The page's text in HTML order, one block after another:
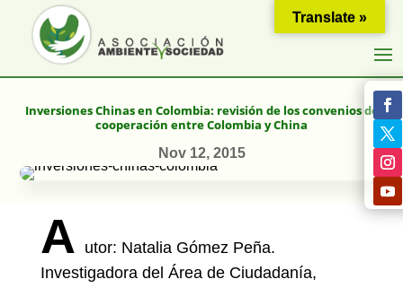
Inversiones Chinas en Colombia: revisión de los convenios de
cooperación entre Colombia y China
Nov 12, 2015
A
utor: Natalia Gómez Peña.
Investigadora del Área de Ciudadanía,
Translate »